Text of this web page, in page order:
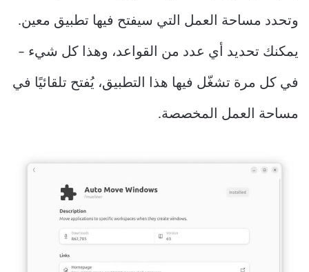
وتحدد مساحة العمل التي سيفتح فيها تطبيق معين.
يمكنك تحديد أي عدد من القواعد، وهذا كل شيء –
في كل مرة تشغّل فيها هذا التطبيق، يُفتح تلقائيًا في
مساحة العمل المخصصة.